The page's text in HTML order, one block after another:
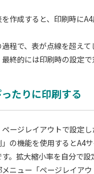
作成すると、印刷時に
程で、表が点線を超えて
終的には印刷時の設定
たりに印刷する
ージレイアウトで設定
」の機能を使用するとA4
。拡大縮小率を自分で
ニュー「ページレイア